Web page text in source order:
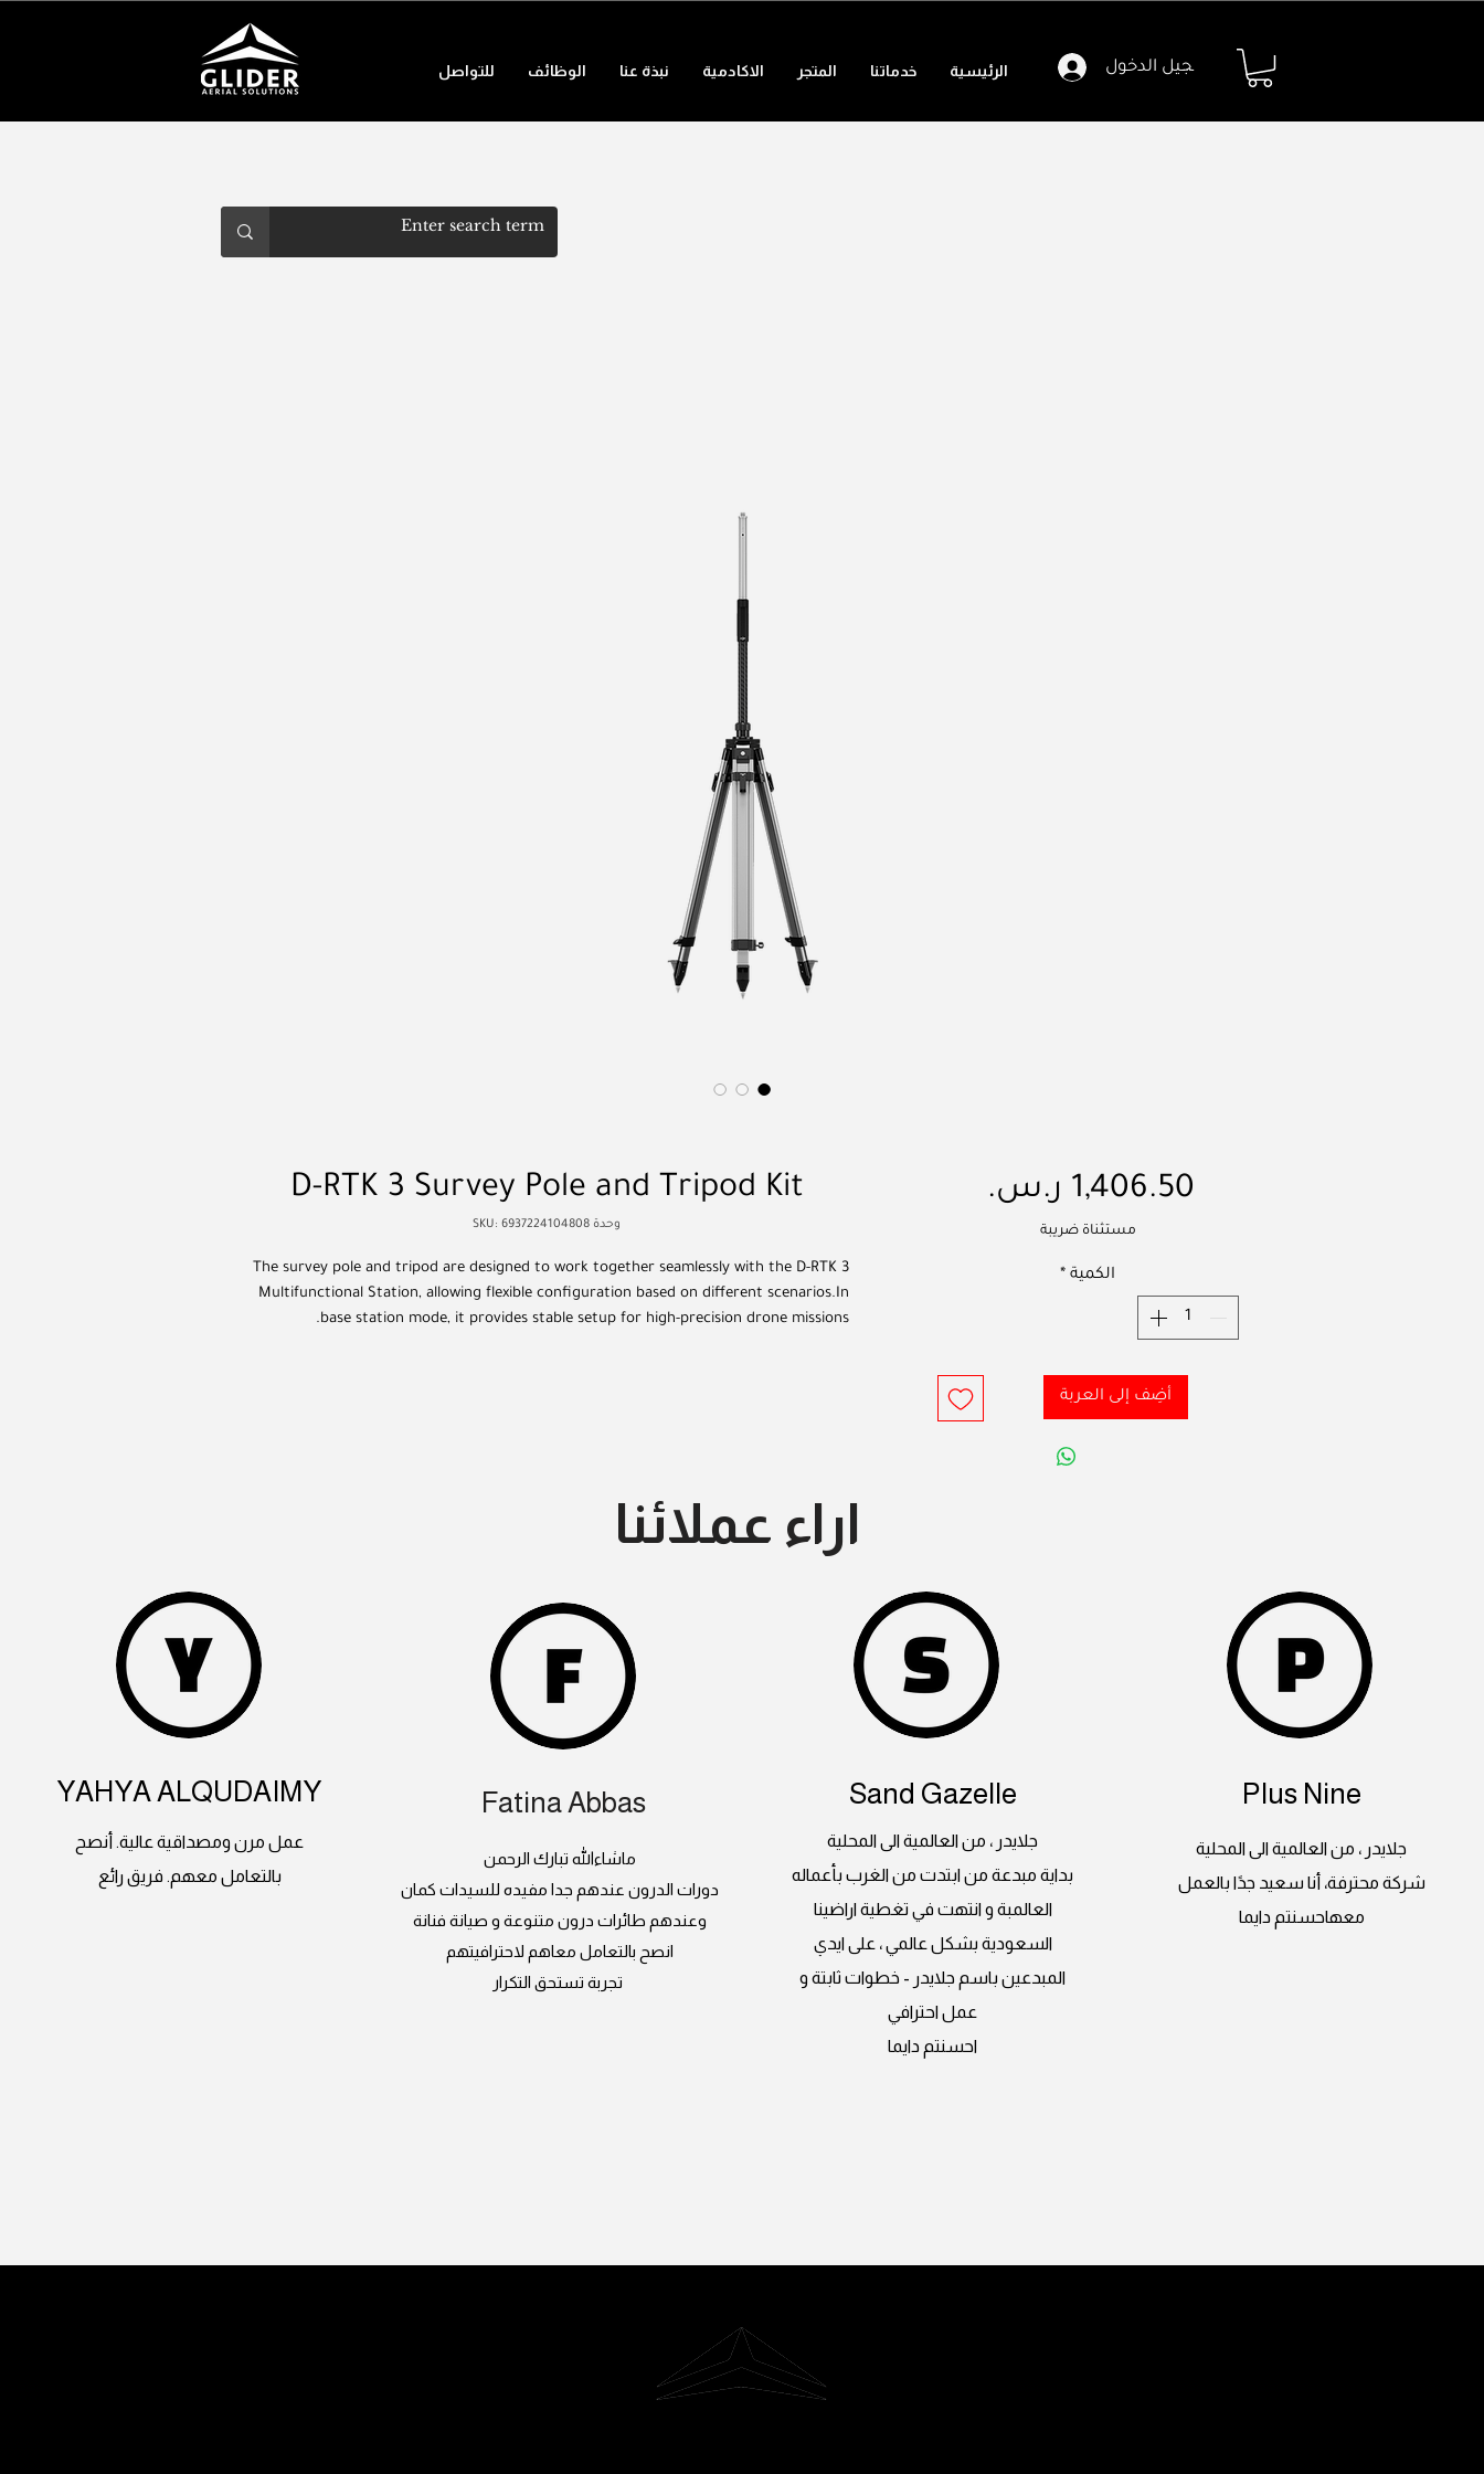
للتواصل الوظائف نبذة عنا الاكادمية المتجر خدماتنا الرئيسية تسجيل الدخول
D-RTK 3 Survey Pole and Tripod Kit
وحدة SKU: 6937224104808
The survey pole and tripod are designed to work together seamlessly with the D-RTK 3
Multifunctional Station, allowing flexible configuration based on different scenarios.In
base station mode, it provides stable setup for high-precision drone missions.
مستثناة ضريبة
الكمية *
أضِف إلى العربة
YAHYA ALQUDAIMY
عمل مرن ومصداقية عالية. أنصح
بالتعامل معهم. فريق رائع
اراء عملائنا
Fatina Abbas
ماشاءالله تبارك الرحمن
دورات الدرون عندهم جدا مفيده للسيدات كمان
وعندهم طائرات درون متنوعة و صيانة فنانة
انصح بالتعامل معاهم لاحترافيتهم
Sand Gazelle
جلايدر ، من العالمية الى المحلية
بداية مبدعة من ابتدت من الغرب بأعماله
العالمبة و انتهت في تغطية اراضينا
السعودية بشكل عالمي ، على ايدي
المبدعين باسم جلايدر - خطوات ثابتة و
عمل احترافي
احسنتم دايما
Plus Nine
جلايدر ، من العالمية الى المحلية
شركة محترفة، أنا سعيد جدًا بالعمل
معهاحسنتم دايما